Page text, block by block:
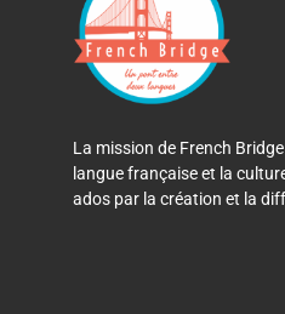
La mission de French
langue française et la
ados par la création et la